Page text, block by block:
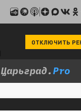
ОТКЛЮЧИТЬ